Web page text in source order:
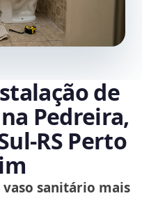
de
Pedreira,
Perto
sanitário mais